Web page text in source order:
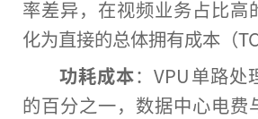
率差异，在视频业务占比高
化为直接的总体拥有成本（
功耗成本：VPU单路处
的百分之一，数据中心电费